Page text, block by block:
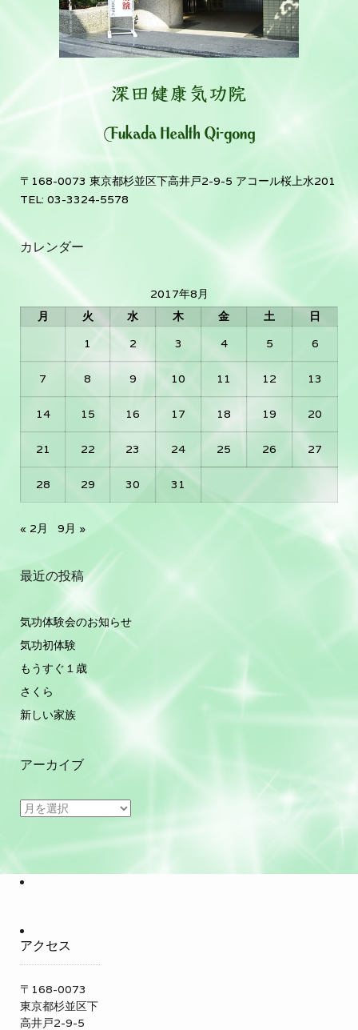
〒168-0073 東京都杉並区下高井戸2-9-5 アコール桜上水201
TEL: 03-3324-5578
カレンダー
2017年8月
月
火 水 木 金 土
日
1
2 3 4 5 6
7 8 9 10 11 12 13
14 15 16 17 18 19 20
21 22 23 24 25 26 27
28 29 30 31
« 2月 9月 »
最近の投稿
気功体験会のお知らせ
気功初体験
もうすぐ１歳
さくら
新しい家族
アーカイブ
ア
ブ
アクセス
〒168-0073
東京都杉並区下
高井戸2-9-5